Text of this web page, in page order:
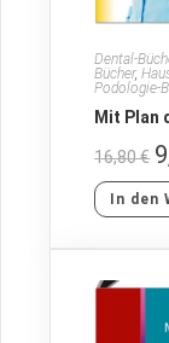
Dental-
Bücher,
Podologie-
Mit Plan
16,80€
In den